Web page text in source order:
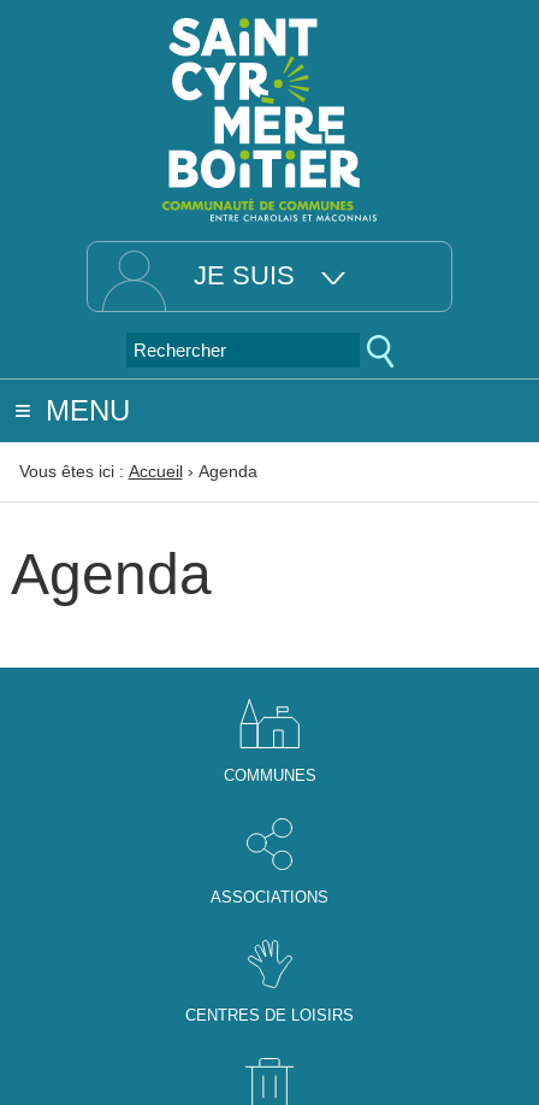
JE SUIS
MENU
Vous êtes ici : Accueil› Agenda
Agenda
COMMUNES
ASSOCIATIONS
CENTRES DE LOISIRS